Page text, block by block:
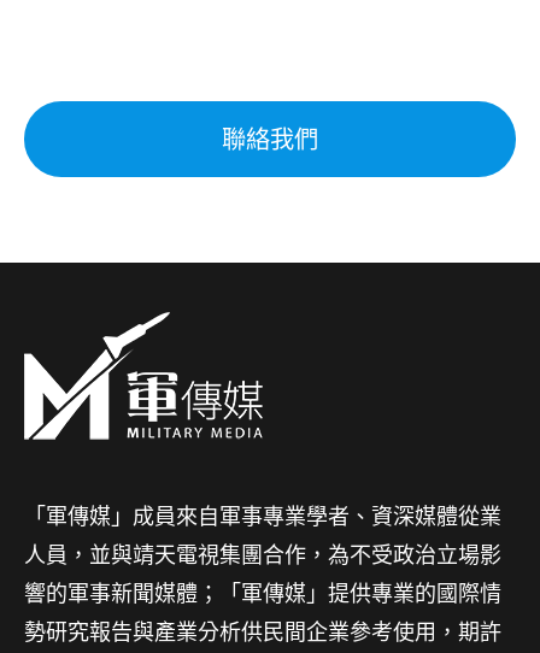
聯絡我們
「軍傳媒」成員來自軍事專業學者、資深媒體從業
人員，並與靖天電視集團合作，為不受政治立場影
響的軍事新聞媒體；「軍傳媒」提供專業的國際情
勢研究報告與產業分析供民間企業參考使用，期許